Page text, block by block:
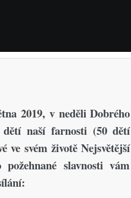
2019, v neděli Dobrého
dětí naší farnosti (50 dětí
ve svém životě Nejsvětější
slavnosti vám